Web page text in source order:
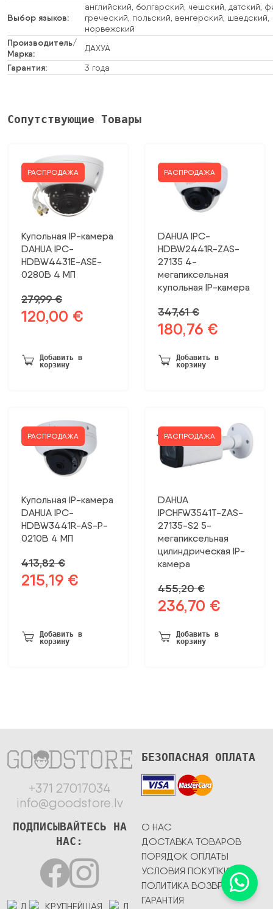
Выбор языков:
английский, болгарский, чешский, датский,
греческий, польский, венгерский, шведский,
норвежский
Производитель/
Марка:
ДАХУА
Гарантия: 3 года
Сопутствующие Товары
РАСПРОДАЖА
Купольная IP-камера
DAHUA IPC-
HDBW4431E-ASE-
0280B 4 МП
279,99€
Первоначальная
279,99 €.
120,00 €
Добавить в
корзину
РАСПРОДАЖА
DAHUA IPC-
HDBW2441R-ZAS-
27135 4-
мегапиксельная
купольная IP-камера
347,61€
Первоначальная
была:
347,61 €.
180,76 €
180,76 €.
Добавить в
корзину
РАСПРОДАЖА
Купольная IP-камера
DAHUA IPC-
HDBW3441R-AS-P-
0210B 4 МП
413,82€
Первоначальная
215,19 €
Добавить в
корзину
РАСПРОДАЖА
DAHUA
IPCHFW3541T-ZAS-
27135-S2 5-
мегапиксельная
цилиндрическая IP-
камера
455,20€
Первоначальная
была:
455,20 €.
236,70 €
Добавить в
корзину
+371 27017034
info@goodstore.lv
БЕЗОПАСНАЯ ОПЛАТА
О НАС
ДОСТАВКА ТОВАРОВ
ПОРЯДОК ОПЛАТЫ
УСЛОВИЯ ПОКУПКИ
ПОЛИТИКА ВОЗВРАТА
ГАРАНТИЯ
ПОДПИСЫВАЙТЕСЬ НА
НАС: